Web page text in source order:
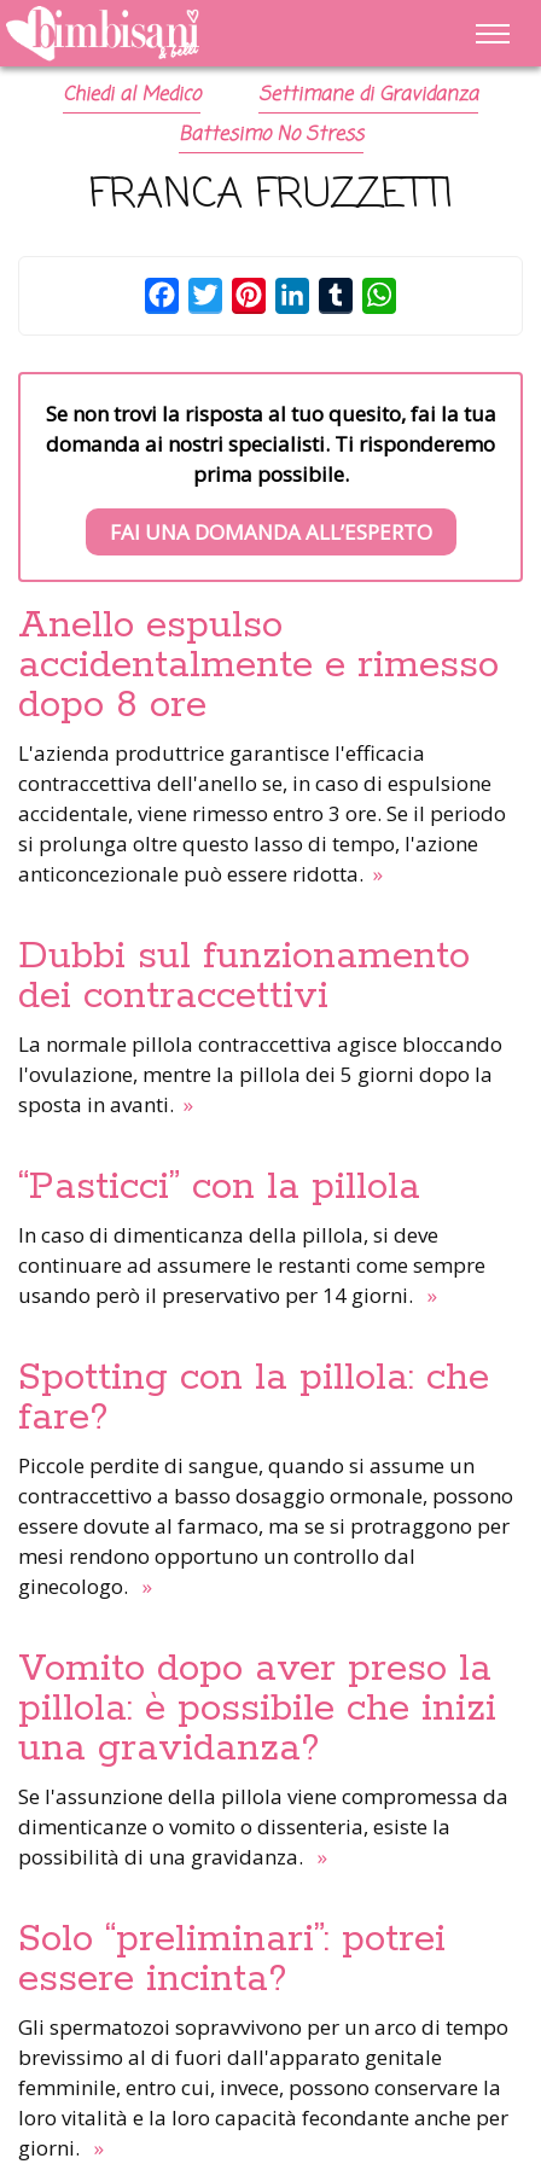
Chiedi al Medico
Settimane di Gravidanza
Battesimo No Stress
FRANCA FRUZZETTI
FacebookTwitterPinterestLinkedInTumblr
Se non trovi la risposta al tuo quesito, fai la tua
domanda ai nostri specialisti. Ti risponderemo
prima possibile.
FAI UNA DOMANDA ALL’ESPERTO
Anello espulso
accidentalmente e rimesso
dopo 8 ore
L'azienda produttrice garantisce l'efficacia
contraccettiva dell'anello se, in caso di espulsione
accidentale, viene rimesso entro 3 ore. Se il periodo
si prolunga oltre questo lasso di tempo, l'azione
anticoncezionale può essere ridotta. »
Dubbi sul funzionamento
dei contraccettivi
La normale pillola contraccettiva agisce bloccando
l'ovulazione, mentre la pillola dei 5 giorni dopo la
sposta in avanti. »
“Pasticci” con la pillola
In caso di dimenticanza della pillola, si deve
continuare ad assumere le restanti come sempre
usando però il preservativo per 14 giorni. »
Spotting con la pillola: che
fare?
Piccole perdite di sangue, quando si assume un
contraccettivo a basso dosaggio ormonale, possono
essere dovute al farmaco, ma se si protraggono per
mesi rendono opportuno un controllo dal
ginecologo. »
Vomito dopo aver preso la
pillola: è possibile che inizi
una gravidanza?
Se l'assunzione della pillola viene compromessa da
dimenticanze o vomito o dissenteria, esiste la
possibilità di una gravidanza. »
Solo “preliminari”: potrei
essere incinta?
Gli spermatozoi sopravvivono per un arco di tempo
brevissimo al di fuori dall'apparato genitale
femminile, entro cui, invece, possono conservare la
loro vitalità e la loro capacità fecondante anche per
giorni. »